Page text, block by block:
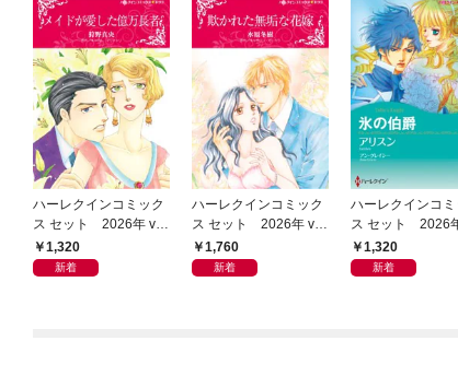
ハーレクインコミック
ス セット 2026年 vo
l.1023
1,320
新着
ハーレクインコミック
ス セット 2026年 vo
l.1073
1,760
新着
ハーレクインコミ
ス セット 2026
l.1009
1,320
新着